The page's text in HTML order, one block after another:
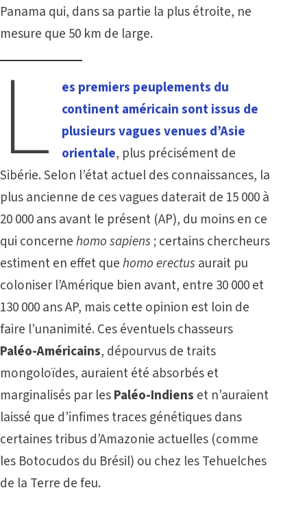
Panama qui, dans sa partie la plus étroite, ne
mesure que 50 km de large.
L
es premiers peuplements du
continent américain sont issus de
plusieurs vagues venues d’Asie
orientale, plus précisément de
Sibérie. Selon l’état actuel des connaissances, la
plus ancienne de ces vagues daterait de 15 000 à
20 000 ans avant le présent (AP), du moins en ce
qui concernehomo sapiens ; certains chercheurs
estiment en effet quehomo erectus aurait pu
coloniser l’Amérique bien avant, entre 30 000 et
130 000 ans AP, mais cette opinion est loin de
faire l’unanimité. Ces éventuels chasseurs
Paléo-Américains, dépourvus de traits
mongoloïdes, auraient été absorbés et
marginalisés par lesPaléo-Indiens et n’auraient
laissé que d’infimes traces génétiques dans
certaines tribus d’Amazonie actuelles (comme
les Botocudos du Brésil) ou chez les Tehuelches
de la Terre de feu.